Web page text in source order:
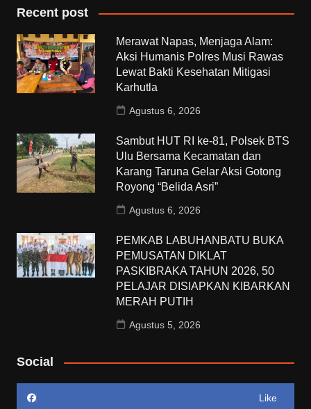
Recent post
Merawat Napas, Menjaga Alam:
Aksi Humanis Polres Musi Rawas
Lewat Bakti Kesehatan Mitigasi
Karhutla
Agustus 6, 2026
Sambut HUT RI ke-81, Polsek BTS
Ulu Bersama Kecamatan dan
Karang Taruna Gelar Aksi Gotong
Royong “Belida Asri”
Agustus 6, 2026
PEMKAB LABUHANBATU BUKA
PEMUSATAN DIKLAT
PASKIBRAKA TAHUN 2026, 50
PELAJAR DISIAPKAN KIBARKAN
MERAH PUTIH
Agustus 5, 2026
Social
Like